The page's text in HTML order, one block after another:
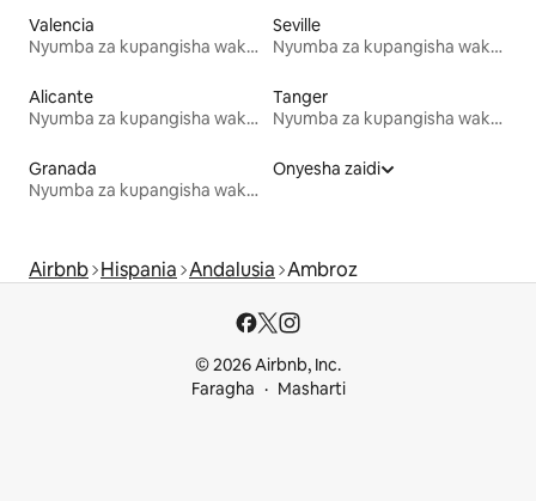
Valencia
Nyumba za kupangisha wakati wa likizo
Seville
Nyumba za kupangisha wakati wa likizo
Alicante
Nyumba za kupangisha wakati wa likizo
Tanger
Nyumba za kupangisha wakati wa likizo
Granada
Nyumba za kupangisha wakati wa likizo
Onyesha zaidi
Airbnb Hispania Andalusia Ambroz
© 2026 Airbnb, Inc.
Faragha
Masharti